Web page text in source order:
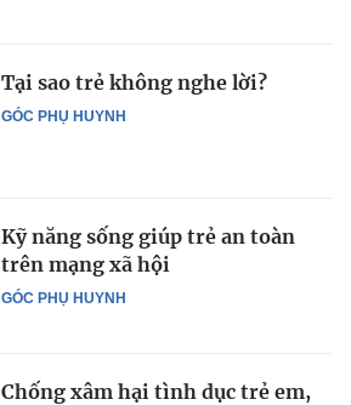
GÓC PHỤ HUYNH
Tại sao trẻ không nghe lời?
GÓC PHỤ HUYNH
Kỹ năng sống giúp trẻ an toàn
trên mạng xã hội
Chống xâm hại tình dục trẻ em,